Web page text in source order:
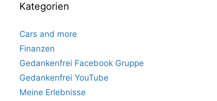
Kategorien
Cars and more
Finanzen
Gedankenfrei Facebook Gruppe
Gedankenfrei YouTube
Meine Erlebnisse